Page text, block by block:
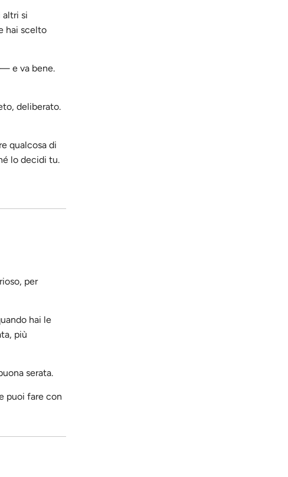
altri si
hai scelto
e va bene.
deliberato.
qualcosa di
lo decidi tu.
per
hai le
più
serata.
puoi fare con